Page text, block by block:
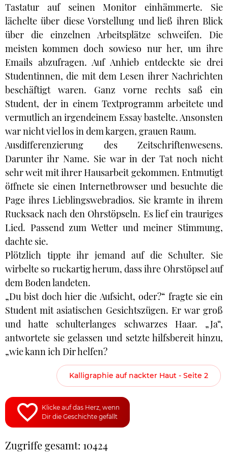
Tastatur auf seinen Monitor einhämmerte. Sie
lächelte über diese Vorstellung und ließ ihren Blick
über die einzelnen Arbeitsplätze schweifen. Die
meisten kommen doch sowieso nur her, um ihre
Emails abzufragen. Auf Anhieb entdeckte sie drei
Studentinnen, die mit dem Lesen ihrer Nachrichten
beschäftigt waren. Ganz vorne rechts saß ein
Student, der in einem Textprogramm arbeitete und
vermutlich an irgendeinem Essay bastelte. Ansonsten
war nicht viel los in dem kargen, grauen Raum.
Ausdifferenzierung des Zeitschriftenwesens.
Darunter ihr Name. Sie war in der Tat noch nicht
sehr weit mit ihrer Hausarbeit gekommen. Entmutigt
öffnete sie einen Internetbrowser und besuchte die
Page ihres Lieblingswebradios. Sie kramte in ihrem
Rucksack nach den Ohrstöpseln. Es lief ein trauriges
Lied. Passend zum Wetter und meiner Stimmung,
dachte sie.
Plötzlich tippte ihr jemand auf die Schulter. Sie
wirbelte so ruckartig herum, dass ihre Ohrstöpsel auf
dem Boden landeten.
„Du bist doch hier die Aufsicht, oder?“ fragte sie ein
Student mit asiatischen Gesichtszügen. Er war groß
und hatte schulterlanges schwarzes Haar. „Ja“,
antwortete sie gelassen und setzte hilfsbereit hinzu,
„wie kann ich Dir helfen?
Kalligraphie auf nackter Haut - Seite 2
Klicke auf das Herz, wenn
Dir die Geschichte gefällt
Zugriffe gesamt: 10424